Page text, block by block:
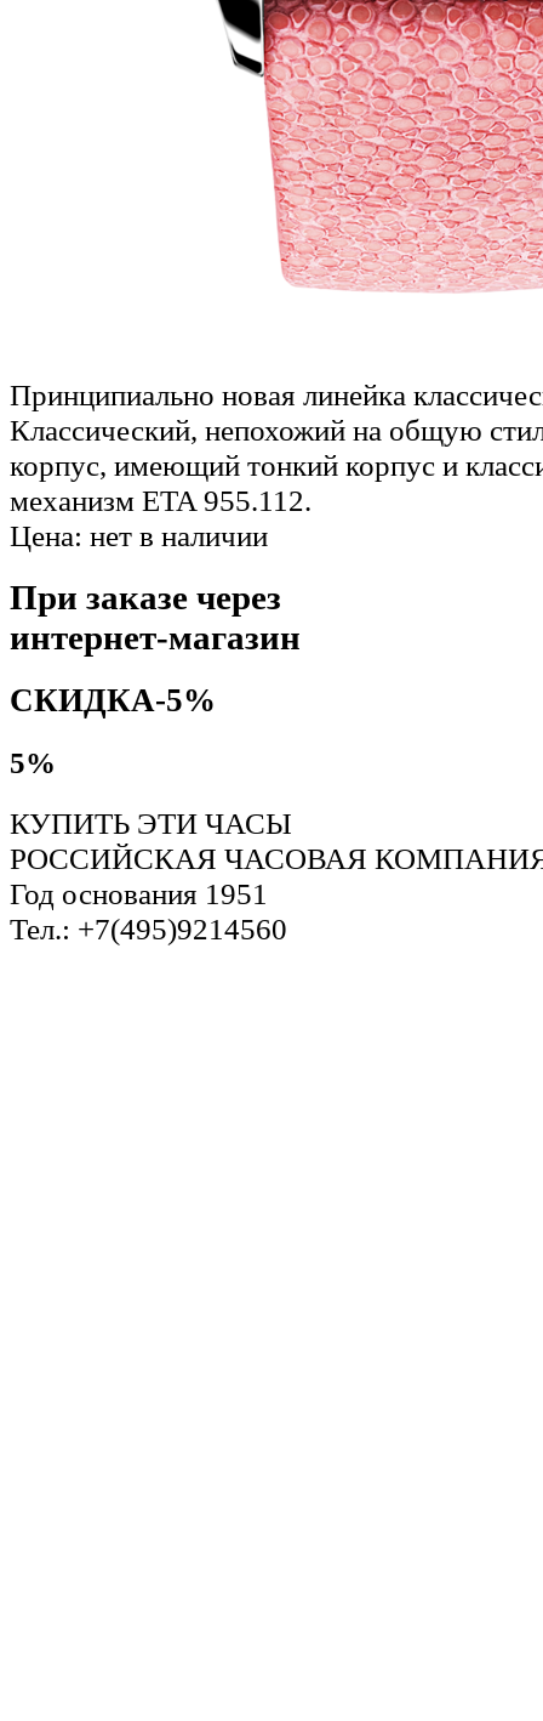
Принципиально новая линейка
Классический, непохожий на общую
корпус, имеющий тонкий корпус и
механизм ETA 955.112.
Цена: нет в наличии
При заказе через
интернет-магазин
СКИДКА-5%
5%
КУПИТЬ ЭТИ ЧАСЫ
РОССИЙСКАЯ ЧАСОВАЯ КОМПАНИЯ
Год основания 1951
Тел.: +7(495)9214560